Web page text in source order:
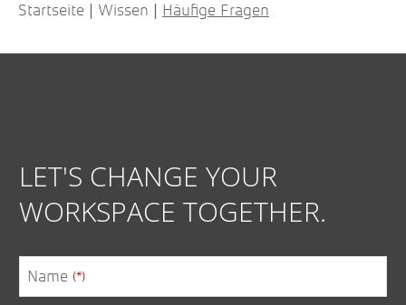
Startseite Wissen Häufige Fragen
LET'S CHANGE YOUR
WORKSPACE TOGETHER.
Name (*)